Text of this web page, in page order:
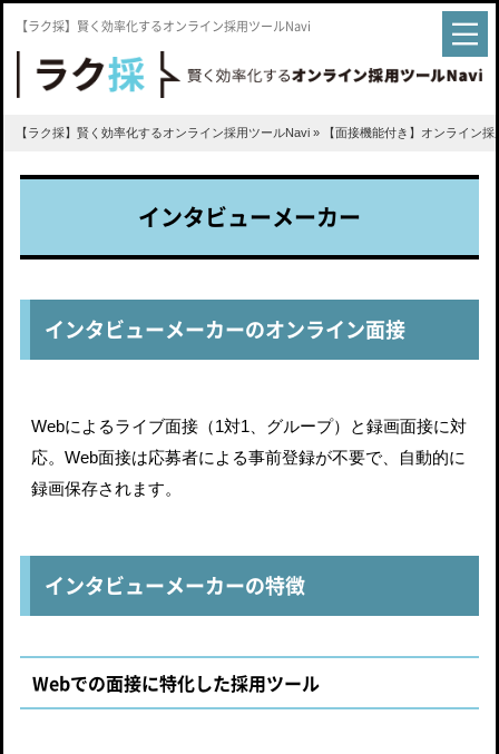
【ラク採】賢く効率化するオンライン採用ツールNavi
【ラク採】賢く効率化するオンライン採用ツールNavi » 【面接機能付き】オンライン
インタビューメーカー
インタビューメーカーのオンライン面接
Webによるライブ面接（1対1、グループ）と録画面接に対
応。Web面接は応募者による事前登録が不要で、自動的に
録画保存されます。
インタビューメーカーの特徴
Webでの面接に特化した採用ツール